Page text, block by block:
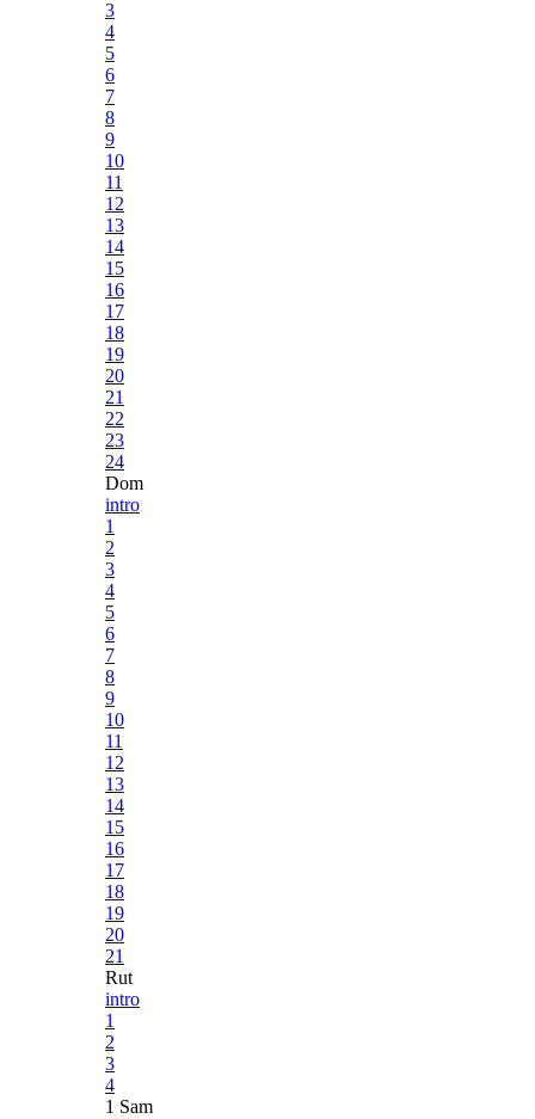
3
4
5
6
7
8
9
10
11
12
13
14
15
16
17
18
19
20
21
22
23
24
Dom
intro
1
2
3
4
5
6
7
8
9
10
11
12
13
14
15
16
17
18
19
20
21
Rut
intro
1
2
3
4
1 Sam